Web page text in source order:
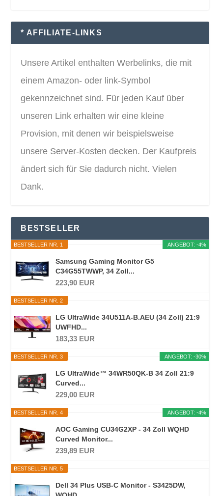
* AFFILIATE-LINKS
Unsere Artikel enthalten Werbelinks, die mit
einem Amazon- oder link-Symbol
gekennzeichnet sind. Für jeden Kauf über
unseren Link erhalten wir eine kleine
Provision, mit denen wir beispielsweise
unsere Server-Kosten decken. Der Kaufpreis
ändert sich für Sie dadurch nicht. Vielen
Dank.
BESTSELLER
ANGEBOT: -4%
BESTSELLER NR. 1
Samsung Gaming Monitor G5
C34G55TWWP, 34 Zoll...
223,90 EUR
BESTSELLER NR. 2
LG UltraWide 34U511A-B.AEU (34 Zoll) 21:9
UWFHD...
183,33 EUR
ANGEBOT: -30%
BESTSELLER NR. 3
LG UltraWide™ 34WR50QK-B 34 Zoll 21:9
Curved...
229,00 EUR
ANGEBOT: -4%
BESTSELLER NR. 4
AOC Gaming CU34G2XP - 34 Zoll WQHD
Curved Monitor...
239,89 EUR
BESTSELLER NR. 5
Dell 34 Plus USB-C Monitor - S3425DW,